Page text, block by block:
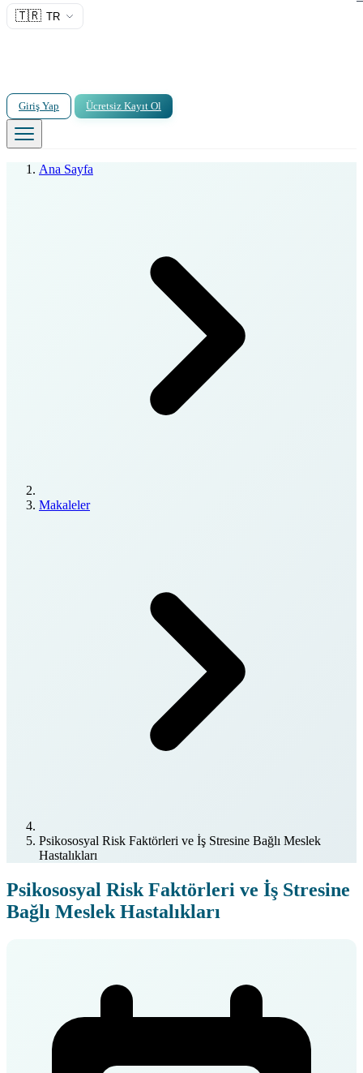
🇹🇷 TR
Giriş Yap Ücretsiz Kayıt Ol
Ana Sayfa
Makaleler
Psikososyal Risk Faktörleri ve İş Stresine Bağlı Meslek
Hastalıkları
Psikososyal Risk Faktörleri ve İş Stresine
Bağlı Meslek Hastalıkları